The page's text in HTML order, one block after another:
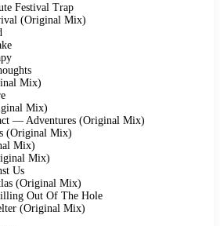
Festival Trap
(Original Mix)
Mix)
Mix)
— Adventures (Original Mix)
(Original Mix)
Mix)
Mix)
Us
(Original Mix)
Out Of The Hole
(Original Mix)